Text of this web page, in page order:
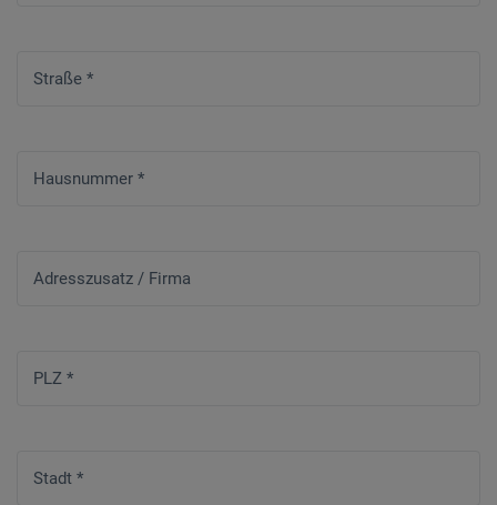
Straße *
Hausnummer *
Adresszusatz / Firma
PLZ *
Stadt *